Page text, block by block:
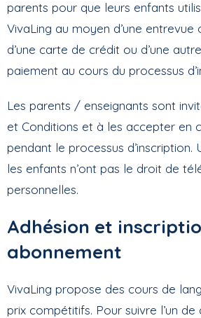
parents pour que leurs enfants
VivaLing au moyen d’une entrevue
d’une carte de crédit ou d’une
paiement au cours du processus
Les parents / enseignants sont
et Conditions et à les accepter en
pendant le processus d’inscription.
les enfants n’ont pas le droit de
personnelles.
Adhésion et
abonnement
VivaLing propose des cours de
prix compétitifs. Pour suivre l’un